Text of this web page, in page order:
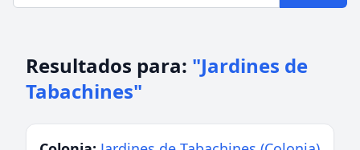
Resultados para: "Jardines de
Tabachines"